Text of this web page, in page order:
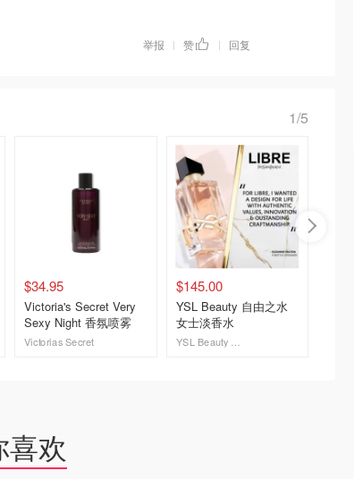
举报 | 赞 | 回复
1/5
$34.95
Victoria's Secret Very
Sexy Night 香氛喷雾
Victorias Secret
$145.00
YSL Beauty 自由之水
女士淡香水
欢